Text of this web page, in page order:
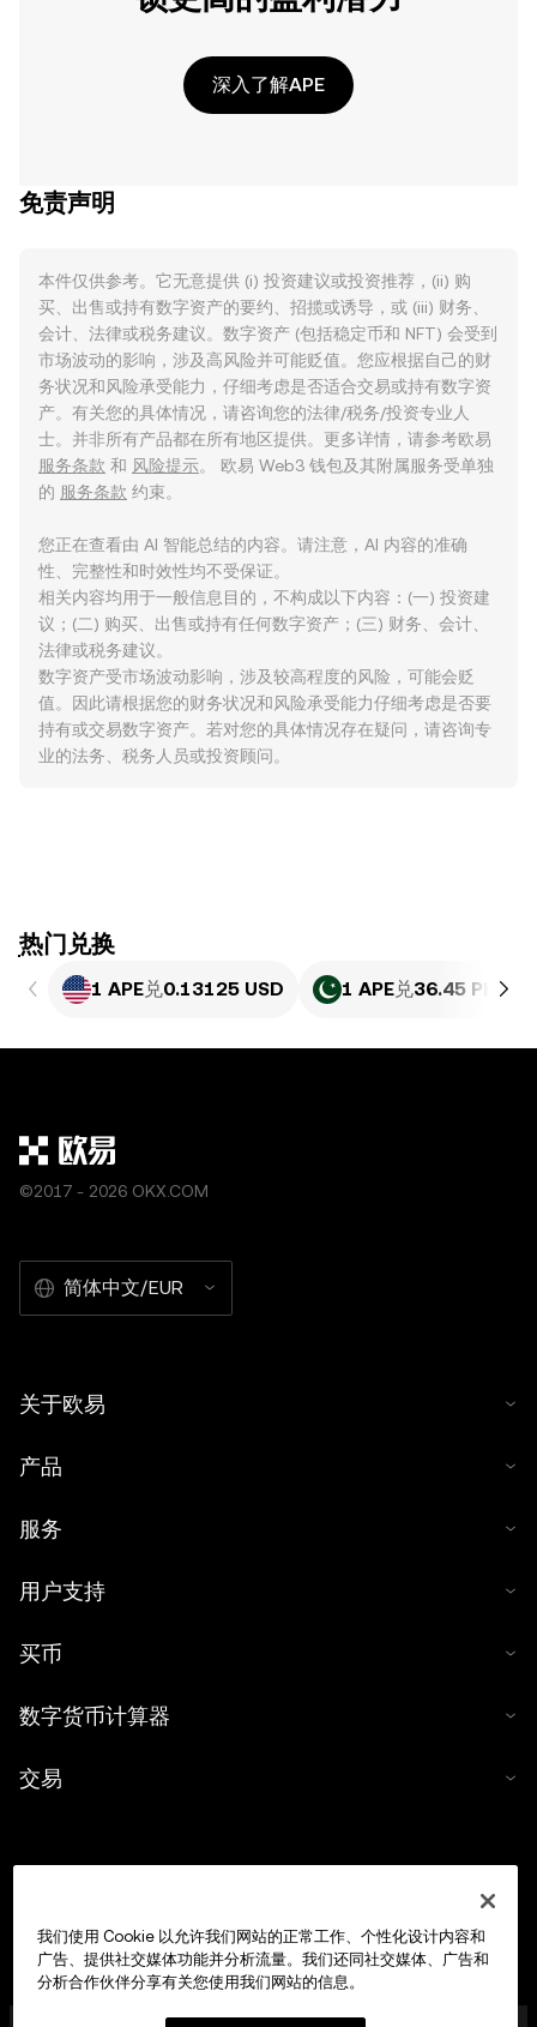
深入了解APE
免责声明
本件仅供参考。它无意提供 (i) 投资建议或投资推荐，(ii) 购
买、出售或持有数字资产的要约、招揽或诱导，或 (iii) 财务、
会计、法律或税务建议。数字资产 (包括稳定币和 NFT) 会受到
市场波动的影响，涉及高风险并可能贬值。您应根据自己的财
务状况和风险承受能力，仔细考虑是否适合交易或持有数字资
产。有关您的具体情况，请咨询您的法律/税务/投资专业人
士。并非所有产品都在所有地区提供。更多详情，请参考欧易
服务条款 和 风险提示。 欧易 Web3 钱包及其附属服务受单独
的 服务条款 约束。
您正在查看由 AI 智能总结的内容。请注意，AI 内容的准确
性、完整性和时效性均不受保证。
相关内容均用于一般信息目的，不构成以下内容：(一) 投资建
议；(二) 购买、出售或持有任何数字资产；(三) 财务、会计、
法律或税务建议。
数字资产受市场波动影响，涉及较高程度的风险，可能会贬
值。因此请根据您的财务状况和风险承受能力仔细考虑是否要
持有或交易数字资产。若对您的具体情况存在疑问，请咨询专
业的法务、税务人员或投资顾问。
ִִִִִִִִִִִִִִִִִִִִִִִִִִִִִִִִִִִִִִִִִִִִִִִִ热门兑换
1 APE兑0.13125 USD 1 APE兑36.45 PKR
©2017 - 2026 OKX.COM
简体中文/EUR
关于欧易
产品
服务
用户支持
买币
数字货币计算器
交易
我们使用 Cookie 以允许我们网站的正常工作、个性化设计内容和
广告、提供社交媒体功能并分析流量。我们还同社交媒体、广告和
分析合作伙伴分享有关您使用我们网站的信息。